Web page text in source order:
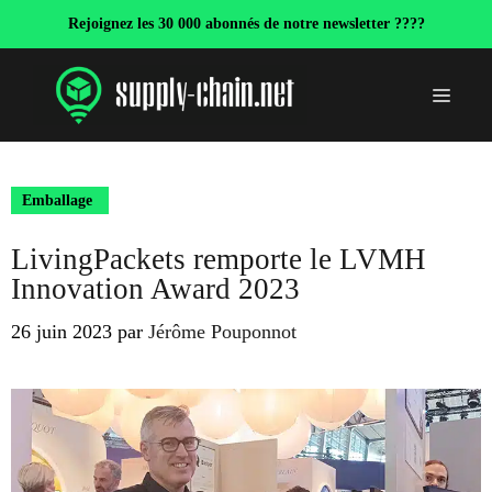
Rejoignez les 30 000 abonnés de notre newsletter ????
Menu
Emballage
LivingPackets remporte le LVMH
Innovation Award 2023
26 juin 2023 par Jérôme Pouponnot